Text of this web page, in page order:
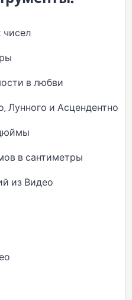
чисел
в любви
Лунного и Асцендентного
в сантиметры
из Видео